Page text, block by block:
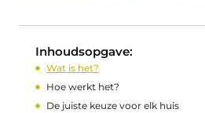
Inhoudsopgave:
Wat is het?
Hoe werkt het?
De juiste keuze voor elk huis